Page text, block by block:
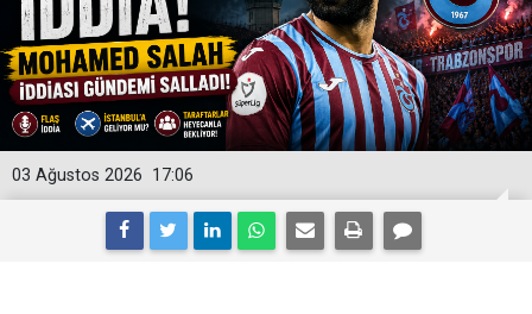
17:06
03 Ağustos 2026